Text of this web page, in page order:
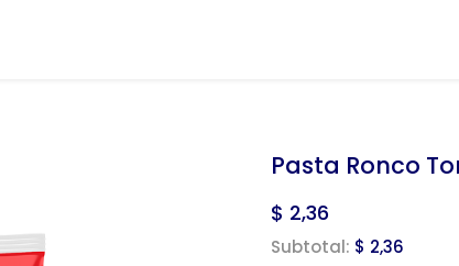
Pasta Ronco
$ 2,36
Subtotal: $ 2,36